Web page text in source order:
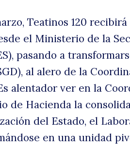
Teatinos 120
el Ministerio de la
pasando a
al alero de la
alentador ver en la
de Hacienda la
del Estado, el
en una unidad